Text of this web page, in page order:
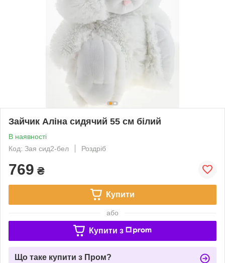
Зайчик Аліна сидячий 55 см білий
В наявності
Код: Зая сид2-бел
Роздріб
769 ₴
Купити
або
Купити з
Що таке купити з Пром?